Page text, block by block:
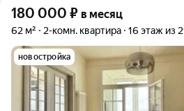
180 000 ₽ в месяц
62 м² 2-комн. квартира 16 этаж из
новостройка